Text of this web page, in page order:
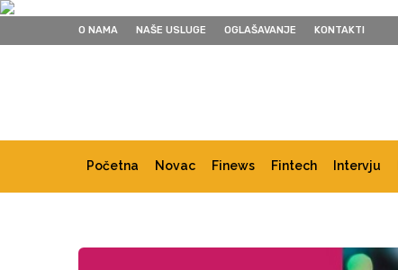
O NAMA NAŠE USLUGE OGLAŠAVANJE KONTAKTI
Početna Novac Finews Fintech Intervju